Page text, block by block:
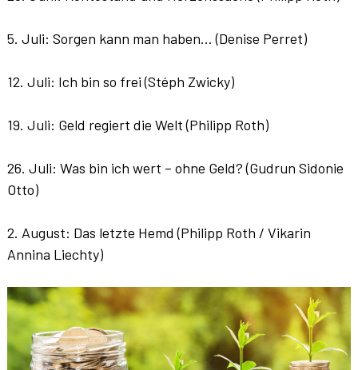
5. Juli: Sorgen kann man haben… (Denise Perret)
12. Juli: Ich bin so frei (Stéph Zwicky)
19. Juli: Geld regiert die Welt (Philipp Roth)
26. Juli: Was bin ich wert – ohne Geld? (Gudrun Sidonie
Otto)
2. August: Das letzte Hemd (Philipp Roth / Vikarin
Annina Liechty)